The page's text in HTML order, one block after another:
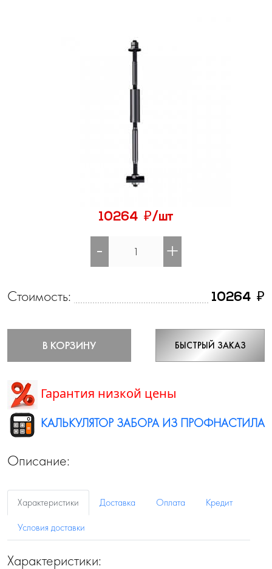
10264 ₽/шт
- +
Стоимость: 10264 ₽
В КОРЗИНУ БЫСТРЫЙ ЗАКАЗ
Гарантия низкой цены
КАЛЬКУЛЯТОР ЗАБОРА ИЗ ПРОФНАСТИЛА
Описание:
Характеристики Доставка Оплата
Кредит
Условия доставки
Характеристики: